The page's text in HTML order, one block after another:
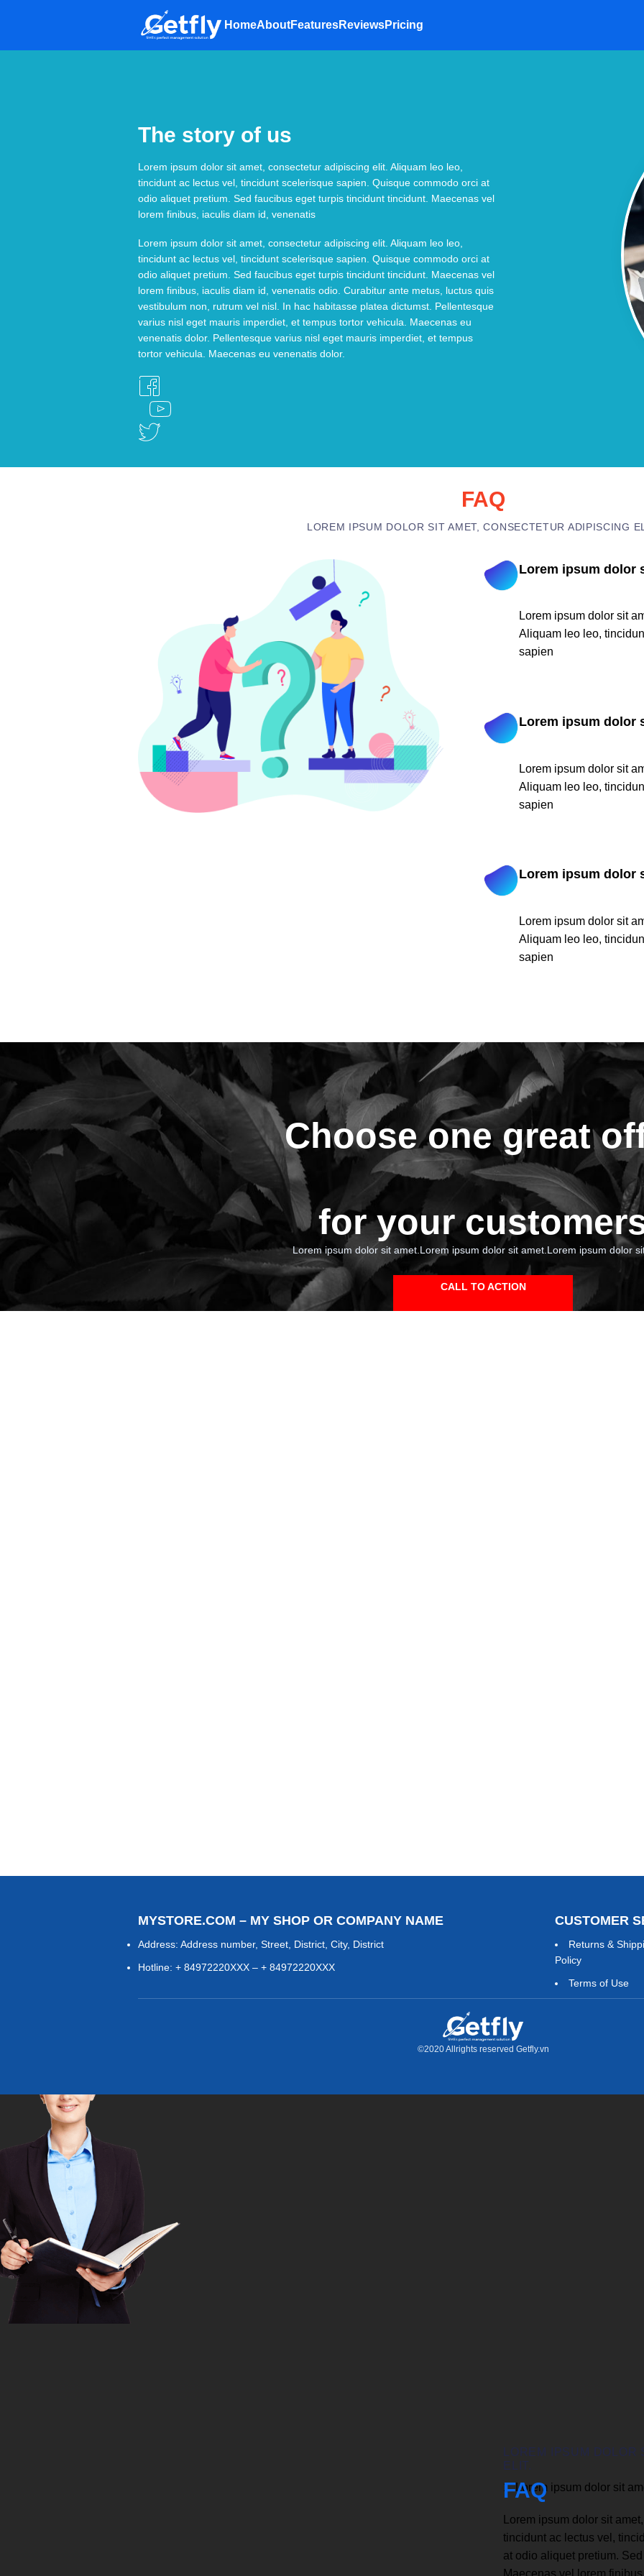
HomeAboutFeaturesReviewsPricing
The story of us
Lorem ipsum dolor sit amet, consectetur adipiscing elit. Aliquam leo leo,
tincidunt ac lectus vel, tincidunt scelerisque sapien. Quisque commodo orci at
odio aliquet pretium. Sed faucibus eget turpis tincidunt tincidunt. Maecenas vel
lorem finibus, iaculis diam id, venenatis
Lorem ipsum dolor sit amet, consectetur adipiscing elit. Aliquam leo leo,
tincidunt ac lectus vel, tincidunt scelerisque sapien. Quisque commodo orci at
odio aliquet pretium. Sed faucibus eget turpis tincidunt tincidunt. Maecenas vel
lorem finibus, iaculis diam id, venenatis odio. Curabitur ante metus, luctus quis
vestibulum non, rutrum vel nisl. In hac habitasse platea dictumst. Pellentesque
varius nisl eget mauris imperdiet, et tempus tortor vehicula. Maecenas eu
venenatis dolor. Pellentesque varius nisl eget mauris imperdiet, et tempus
tortor vehicula. Maecenas eu venenatis dolor.
FAQ
LOREM IPSUM DOLOR SIT AMET, CONSECTETUR ADIPISCING
01
Lorem ipsum dolor
Lorem ipsum dolor sit
Aliquam leo leo,
sapien
02
Lorem ipsum dolor
Lorem ipsum dolor sit
Aliquam leo leo,
sapien
03
Lorem ipsum dolor
Lorem ipsum dolor sit
Aliquam leo leo,
sapien
Choose one great
for your
Lorem ipsum dolor sit amet.Lorem ipsum dolor sit amet.Lorem ipsum dolor
CALL TO ACTION
FAQ
LOREM IPSUM
ELIT.
1. Lorem ipsum dolor sit
Lorem ipsum dolor sit
tincidunt ac lectus vel,
at odio aliquet pretium.
Maecenas vel lorem
MYSTORE.COM – MY SHOP OR COMPANY NAME
Address: Address number, Street, District, City, District
Hotline: + 84972220XXX – + 84972220XXX
CUSTOMER
Returns &
Policy
Terms of Use
©2020 Allrights reserved Getfly.vn